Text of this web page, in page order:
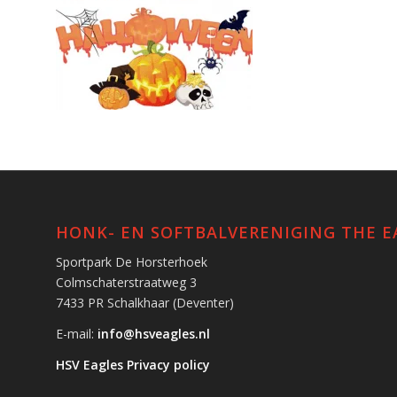
HONK- EN SOFTBALVERENIGING THE
Sportpark De Horsterhoek
Colmschaterstraatweg 3
7433 PR Schalkhaar (Deventer)
E-mail: info@hsveagles.nl
HSV Eagles Privacy policy